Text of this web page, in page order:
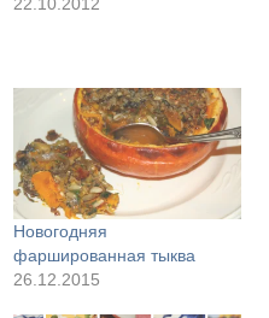
22.10.2012
Новогодняя
фаршированная тыква
26.12.2015